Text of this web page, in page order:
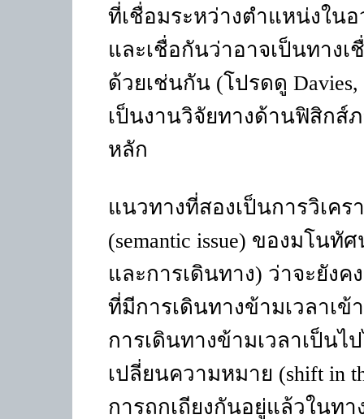
ที่เชื่อมระหว่างตำแหน่งใน
และเชื่อกันว่าอาจเป็นทาง
ด้วยเช่นกัน (โปรดดู Davies,
เป็นงานวิจัยทางด้านฟิสิกส์
หลัก
แนวทางที่สองเป็นการวิเค
(semantic issue) ของมโนทัศ
และการเดินทาง) ว่าจะยัง
ที่มีการเดินทางข้ามเวลาเ
การเดินทางข้ามเวลาเป็นไ
เปลี่ยนความหมาย (shift in
การถกเถียงกันอยู่แล้วในท